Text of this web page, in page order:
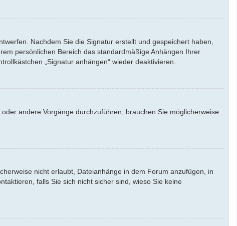
Nachdem Sie die Signatur erstellt und gespeichert haben,
persönlichen Bereich das standardmäßige Anhängen Ihrer
„Signatur anhängen“ wieder deaktivieren.
andere Vorgänge durchzuführen, brauchen Sie möglicherweise
nicht erlaubt, Dateianhänge in dem Forum anzufügen, in
falls Sie sich nicht sicher sind, wieso Sie keine